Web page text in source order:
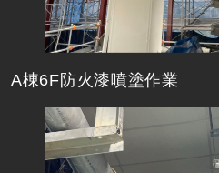
A棟6F防火漆噴塗作業